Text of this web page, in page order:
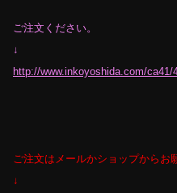
ご注文ください。
↓
http://www.inkoyoshida.com/ca41/
ご注文はメールかショップからお
↓